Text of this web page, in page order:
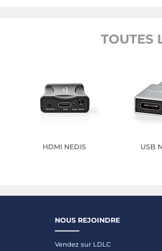
TOUTES
HDMI NEDIS USB
NOUS REJOINDRE
Vendez sur LDLC